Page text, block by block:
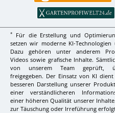
*
Für die Erstellung und
setzen wir moderne KI-Technologien
Dazu gehören unter anderem
Videos sowie grafische Inhalte.
von unserem Team geprüft,
freigegeben. Der Einsatz von KI
besseren Darstellung unserer
einer verständlicheren
einer höheren Qualität unserer
zur Täuschung oder Irreführung